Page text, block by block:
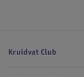
Kruidvat Club